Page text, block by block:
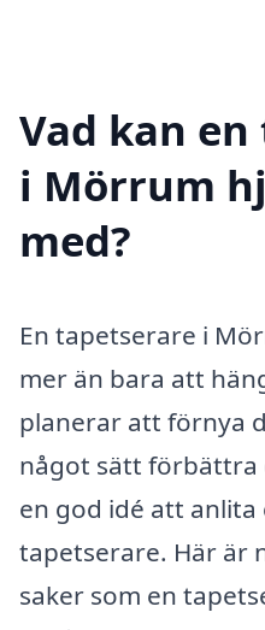
Vad kan
i Mörrum
med?
En tapetserare i
mer än bara att
planerar att förnya
något sätt förbättra
en god idé att
tapetserare. Här är
saker som en